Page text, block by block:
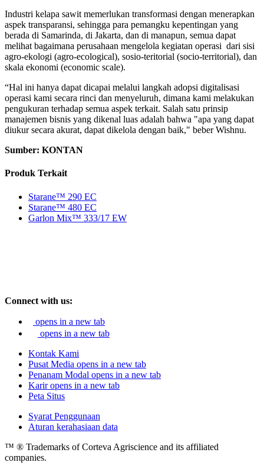
Industri kelapa sawit memerlukan transformasi dengan menerapkan
aspek transparansi, sehingga para pemangku kepentingan yang
berada di Samarinda, di Jakarta, dan di manapun, semua dapat
melihat bagaimana perusahaan mengelola kegiatan operasi dari sisi
agro-ekologi (agro-ecological), sosio-teritorial (socio-territorial), dan
skala ekonomi (economic scale).
“Hal ini hanya dapat dicapai melalui langkah adopsi digitalisasi
operasi kami secara rinci dan menyeluruh, dimana kami melakukan
pengukuran terhadap semua aspek terkait. Salah satu prinsip
manajemen bisnis yang dikenal luas adalah bahwa "apa yang dapat
diukur secara akurat, dapat dikelola dengan baik," beber Wishnu.
Sumber: KONTAN
Produk Terkait
Starane™ 290 EC
Starane™ 480 EC
Garlon Mix™ 333/17 EW
Connect with us:
opens in a new tab
opens in a new tab
Kontak Kami
Pusat Media opens in a new tab
Penanam Modal opens in a new tab
Karir opens in a new tab
Peta Situs
Syarat Penggunaan
Aturan kerahasiaan data
™ ® Trademarks of Corteva Agriscience and its affiliated
companies.